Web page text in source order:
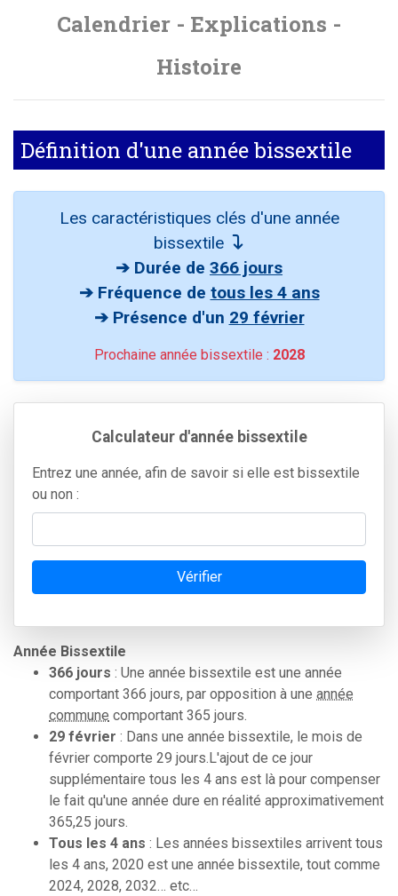
Calendrier - Explications -
Histoire
Définition d'une année bissextile
Les caractéristiques clés d'une année
bissextile
➔ Durée de 366 jours
➔ Fréquence de tous les 4 ans
➔ Présence d'un 29 février
Prochaine année bissextile : 2028
Calculateur d'année bissextile
Entrez une année, afin de savoir si elle est bissextile
ou non :
Vérifier
Année Bissextile
366 jours : Une année bissextile est une année
comportant 366 jours, par opposition à une année
commune comportant 365 jours.
29 février : Dans une année bissextile, le mois de
février comporte 29 jours.L'ajout de ce jour
supplémentaire tous les 4 ans est là pour compenser
le fait qu'une année dure en réalité approximativement
365,25 jours.
Tous les 4 ans : Les années bissextiles arrivent tous
les 4 ans, 2020 est une année bissextile, tout comme
2024, 2028, 2032… etc…